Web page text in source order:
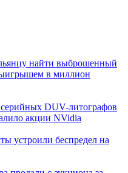
найти выброшенный
в миллион
DUV-литографов
акции NVidia
устроили беспредел на